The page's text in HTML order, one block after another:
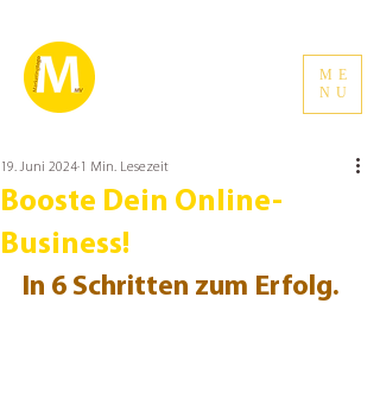
ME
NU
Booste Dein Online-
Business!
19. Juni 2024 1 Min. Lesezeit
In 6 Schritten zum Erfolg.